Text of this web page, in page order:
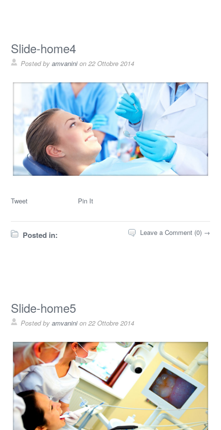
Slide-home4
Posted byamvaninion22 Ottobre 2014
Tweet Pin It
Posted in: Leave a Comment (0) →
Slide-home5
Posted byamvaninion22 Ottobre 2014